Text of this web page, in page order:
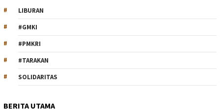
LIBURAN
#GMKI
#PMKRI
#TARAKAN
SOLIDARITAS
BERITA UTAMA